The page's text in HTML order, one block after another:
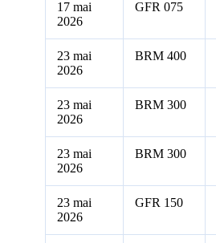
17 mai
2026
GFR 075
23 mai
2026
BRM 400
23 mai
2026
BRM 300
23 mai
2026
BRM 300
23 mai
2026
GFR 150